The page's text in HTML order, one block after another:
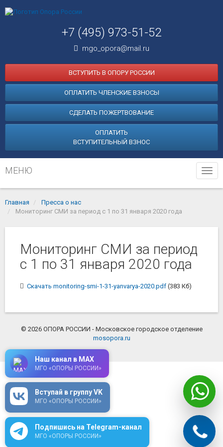
+7 (495) 973-51-52
mgo_opora@mail.ru
ВСТУПИТЬ В ОПОРУ РОССИИ
ОПЛАТИТЬ ЧЛЕНСКИЕ ВЗНОСЫ
СДЕЛАТЬ ПОЖЕРТВОВАНИЕ
ОПЛАТИТЬ
ВСТУПИТЕЛЬНЫЙ ВЗНОС
МЕНЮ
Главная
Пресса о нас
Мониторинг СМИ за период с 1 по 31 января 2020 года
Мониторинг СМИ за период
с 1 по 31 января 2020 года
Скачать monitoring-smi-1-31-yanvarya-2020.pdf (383 Кб)
© 2026 ОПОРА РОССИИ - Московское городское отделение
mosopora.ru
Подпишись на Telegram-канал
МГО «ОПОРЫ РОССИИ»
Вступай в группу VK
МГО «ОПОРЫ РОССИИ»
Наш канал в MAX
МГО «ОПОРЫ РОССИИ»